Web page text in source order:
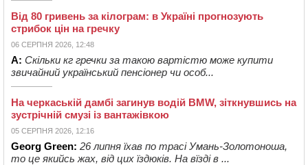
Від 80 гривень за кілограм: в Україні прогнозують
стрибок цін на гречку
06 СЕРПНЯ 2026, 12:48
А: Скільки кг гречки за такою вартістю може купити
звичайний український пенсіонер чи особ...
На черкаській дамбі загинув водій BMW, зіткнувшись на
зустрічній смузі із вантажівкою
05 СЕРПНЯ 2026, 12:16
Georg Green: 26 липня їхав по трасі Умань-Золотоноша,
то це якийсь жах, від цих їздюків. На вїзді в ...